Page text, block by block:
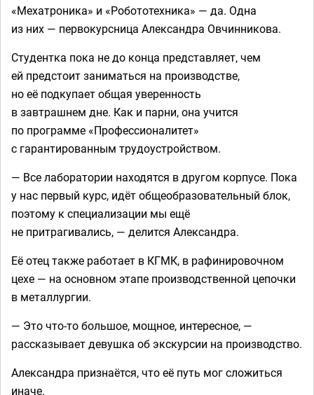
«Мехатроника» и «Робототехника» — да. Одна
из них — первокурсница Александра Овчинникова.
Студентка пока не до конца представляет, чем
ей предстоит заниматься на производстве,
но её подкупает общая уверенность
в завтрашнем дне. Как и парни, она учится
по программе «Профессионалитет»
с гарантированным трудоустройством.
— Все лаборатории находятся в другом корпусе. Пока
у нас первый курс, идёт общеобразовательный блок,
поэтому к специализации мы ещё
не притрагивались, — делится Александра.
Её отец также работает в КГМК, в рафинировочном
цехе — на основном этапе производственной цепочки
в металлургии.
— Это что-то большое, мощное, интересное, —
рассказывает девушка об экскурсии на производство.
Александра признаётся, что её путь мог сложиться
иначе.